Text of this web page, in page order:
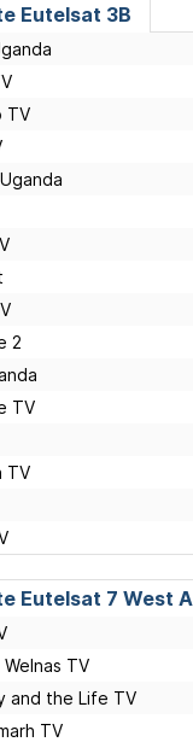
Eutelsat 3B
TV
2
TV
TV
Eutelsat 7 West A
Welnas TV
and the Life TV
TV